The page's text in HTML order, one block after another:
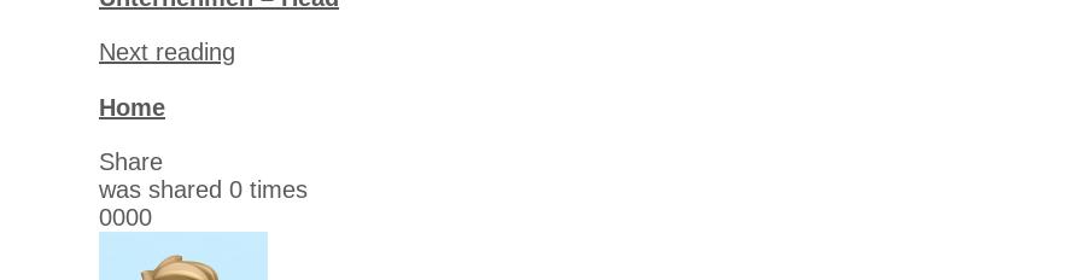
Next reading
Home
Share
was shared 0 times
0000